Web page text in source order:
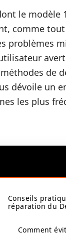
le modèle
comme
problèmes
de
dévoile un
les plus
Conseils
réparation du
Comment